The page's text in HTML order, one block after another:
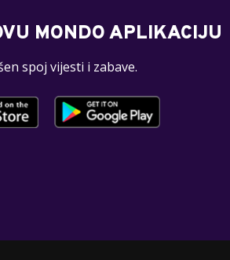
MONDO APLIKACIJU
spoj vijesti i zabave.